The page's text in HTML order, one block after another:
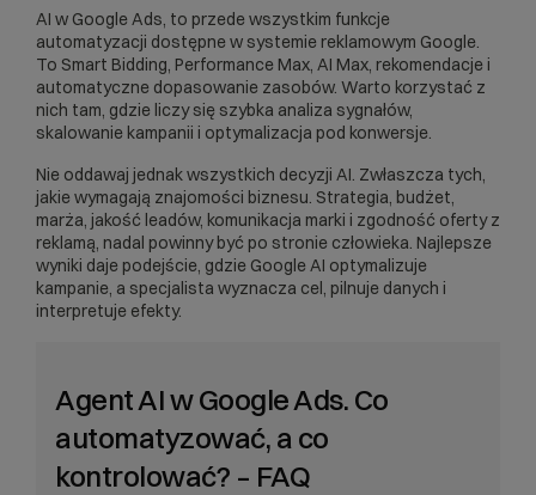
AI w Google Ads, to przede wszystkim funkcje
automatyzacji dostępne w systemie reklamowym Google.
To Smart Bidding, Performance Max, AI Max, rekomendacje i
automatyczne dopasowanie zasobów. Warto korzystać z
nich tam, gdzie liczy się szybka analiza sygnałów,
skalowanie kampanii i optymalizacja pod konwersje.
Nie oddawaj jednak wszystkich decyzji AI. Zwłaszcza tych,
jakie wymagają znajomości biznesu. Strategia, budżet,
marża, jakość leadów, komunikacja marki i zgodność oferty z
reklamą, nadal powinny być po stronie człowieka. Najlepsze
wyniki daje podejście, gdzie Google AI optymalizuje
kampanie, a specjalista wyznacza cel, pilnuje danych i
interpretuje efekty.
Agent AI w Google Ads. Co
automatyzować, a co
kontrolować? – FAQ